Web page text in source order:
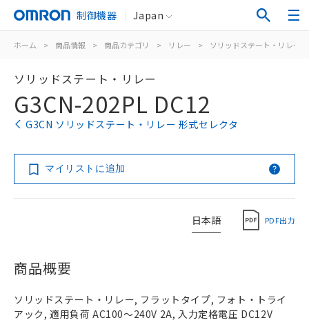
制御機器 Japan
ホーム > 商品情報 > 商品カテゴリ > リレー > ソリッドステート・リレー
ソリッドステート・リレー
G3CN-202PL DC12
G3CN ソリッドステート・リレー 形式セレクタ
マイリストに追加
日本語 PDF出力
商品概要
ソリッドステート・リレー, フラットタイプ, フォト・トライ
アック, 適用負荷 AC100～240V 2A, 入力定格電圧 DC12V